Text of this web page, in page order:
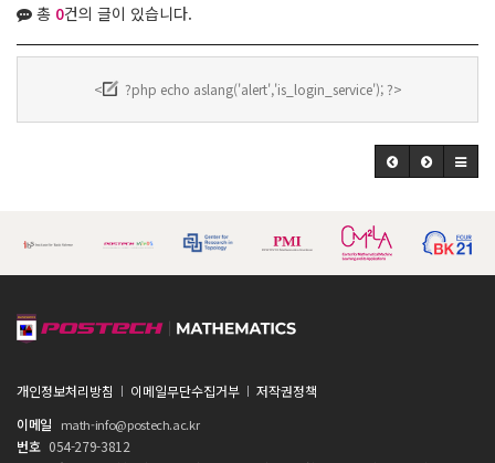
총 0건의 글이 있습니다.
< ?php echo aslang('alert','is_login_service'); ?>
개인정보처리방침 이메일무단수집거부
저작권정책
이메일
math-info@postech.ac.kr
번호 054-279-3812